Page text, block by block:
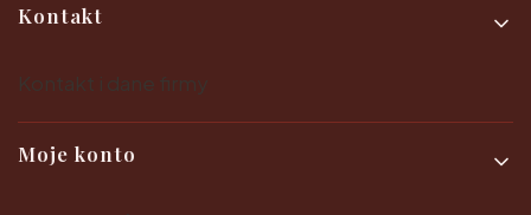
Kontakt
Moje konto